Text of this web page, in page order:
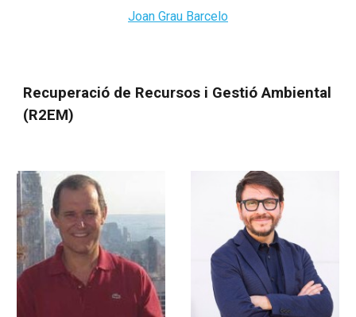
Joan Grau Barcelo
Recuperació de Recursos i Gestió Ambiental
(R2EM)